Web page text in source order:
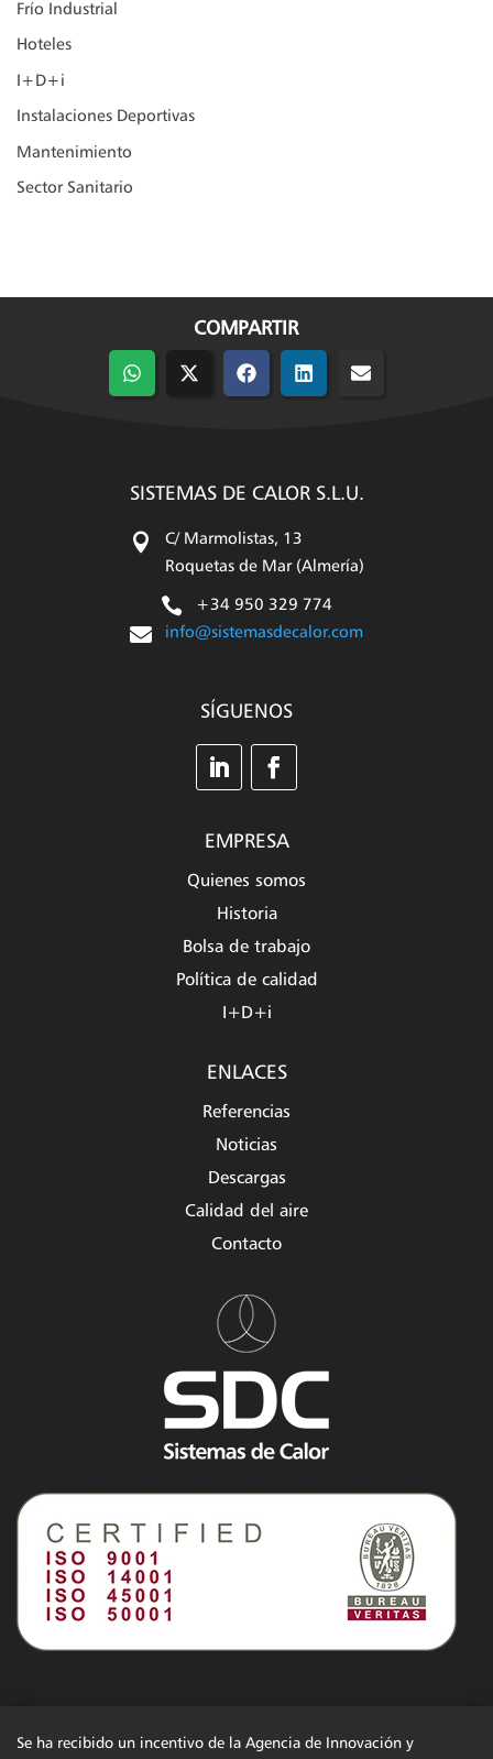
Frío Industrial
Hoteles
I+D+i
Instalaciones Deportivas
Mantenimiento
Sector Sanitario
COMPARTIR
Compartir
en
CompartirCompartir
en
Compartir
en
Compartir
SISTEMAS DE CALOR S.L.U.

C/ Marmolistas, 13
Roquetas de Mar (Almería)
 +34 950 329 774
 info@sistemasdecalor.com
SÍGUENOS
EMPRESA
Quienes somos
Historia
Bolsa de trabajo
Política de calidad
I+D+i
ENLACES
Referencias
Noticias
Descargas
Calidad del aire
Contacto
Se ha recibido un incentivo de la Agencia de Innovación y